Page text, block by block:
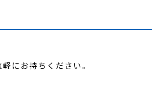
にお持ちください。